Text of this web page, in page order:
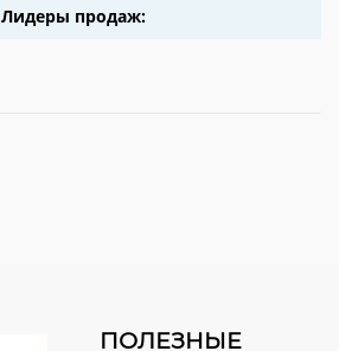
Лидеры продаж:
ПОЛЕЗНЫЕ